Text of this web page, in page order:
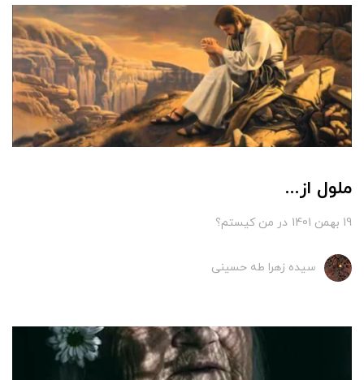
ملول از...
19 بهمن 1401 در من کیستم؟
سیده زهرا طه حسینی